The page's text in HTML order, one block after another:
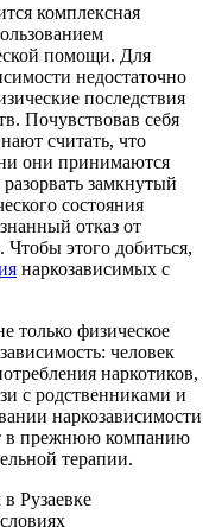
комплексная
помощи. Для
недостаточно
последствия
Почувствовав себя
считать, что
они принимаются
замкнутый
состояния
отказ от
этого добиться,
наркозависимых с
только физическое
человек
наркотиков,
с родственниками и
наркозависимости
в прежнюю компанию
терапии.
Рузаевке